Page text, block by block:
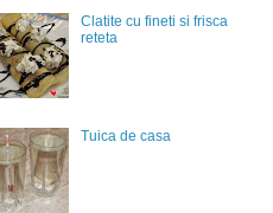
Clatite cu fineti si frisca
reteta
Tuica de casa